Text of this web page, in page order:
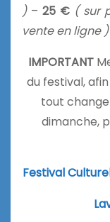
)– 25 €( sur
vente en ligne )
IMPORTANT
du festival,
tout
dimanche,
Festival